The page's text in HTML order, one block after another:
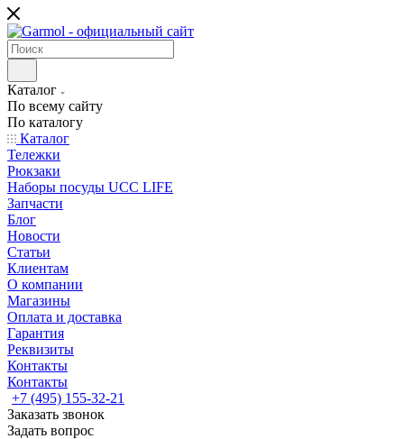
Каталог
По всему сайту
По каталогу
Каталог
Тележки
Рюкзаки
Наборы посуды UCC LIFE
Запчасти
Блог
Новости
Статьи
Клиентам
О компании
Магазины
Оплата и доставка
Гарантия
Реквизиты
Контакты
Контакты
+7 (495) 155-32-21
Заказать звонок
Задать вопрос